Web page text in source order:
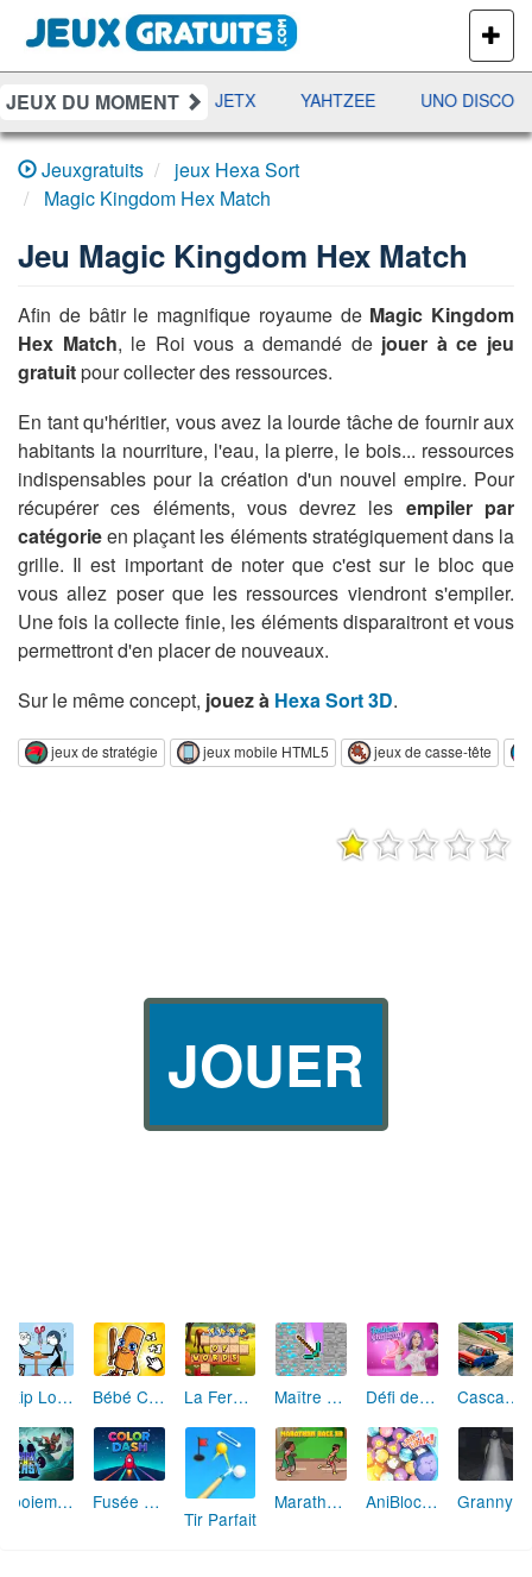
PLUS
DE
JEUX
JEUX DU MOMENT
DAMES RAMI JETX YAHTZEE UNO DISCO
Jeuxgratuits
jeux Hexa Sort
Magic Kingdom Hex Match
Jeu Magic Kingdom Hex Match
Afin de bâtir le magnifique royaume de Magic Kingdom
Hex Match, le Roi vous a demandé de jouer à ce jeu
gratuitpour collecter des ressources.
En tant qu'héritier, vous avez la lourde tâche de fournir aux
habitants la nourriture, l'eau, la pierre, le bois... ressources
indispensables pour la création d'un nouvel empire. Pour
récupérer ces éléments, vous devrez les empiler par
catégorieen plaçant les éléments stratégiquement dans la
grille. Il est important de noter que c'est sur le bloc que
vous allez poser que les ressources viendront s'empiler.
Une fois la collecte finie, les éléments disparaitront et vous
permettront d'en placer de nouveaux.
Sur le même concept, jouez à Hexa Sort 3D.
jeux de stratégie jeux mobile HTML5 jeux de casse-tête
JOUER
Skip Love: L'Amour en Péril Bébé Clic Italien: La Folie des Petits Bambins La Ferme des Mots - Cultivez votre Vocabulaire Maître de la Destruction: Fusion de Pioches Défi de Mode: Star du Podium Cascades Folles 3D
Aboiement Stellaire : Aventure Canine Fusée Chromatique: La Course des Couleurs
Tir Parfait
Marathon Champion io AniBlocos: Connecte les Animaux Mignons!